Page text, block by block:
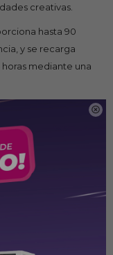

creativas.
hasta 90
y se recarga
mediante una
de 68,7 x 68,7 x 25
(CRI) de 90-
en cada toma.
videógrafos
portátil y de